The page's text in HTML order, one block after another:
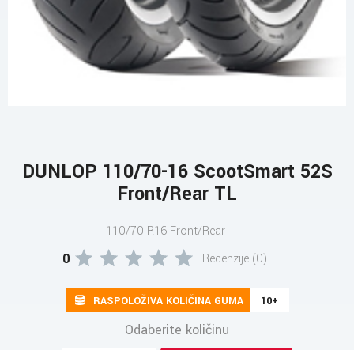
DUNLOP 110/70-16 ScootSmart 52S
Front/Rear TL
110/70 R16 Front/Rear
0 Recenzije (0)
RASPOLOŽIVA KOLIČINA GUMA 10+
Odaberite količinu